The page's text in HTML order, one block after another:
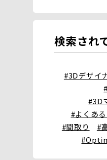
検索され
#3Dデザイ
#3D
#よくあ
#間取り
#